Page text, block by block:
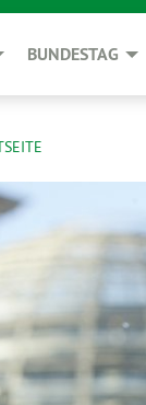
BUNDESTAG